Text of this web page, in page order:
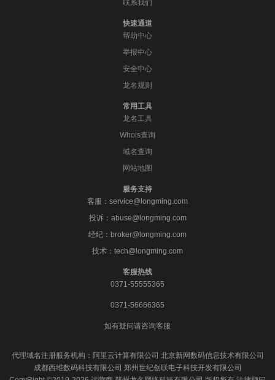
联系我们
快速通道
帮助中心
举报中心
安全中心
龙名规则
常用工具
龙名工具
Whois查询
域名查询
网站地图
服务支持
客服：service@longming.com
投诉：abuse@longming.com
经纪：broker@longming.com
技术：tech@longming.com
客服热线
0371-55555365
0371-56666365
如有疑问请咨询客服
代理域名注册服务机构：阿里云计算有限公司 北京新网数码信息技术有限公司
成都西维数码科技有限公司 郑州世纪创联电子科技开发有限公司